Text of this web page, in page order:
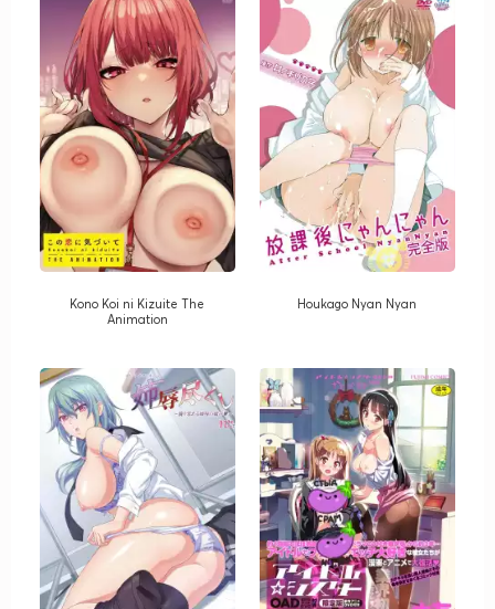
Kono Koi ni Kizuite The
Animation
Houkago Nyan Nyan